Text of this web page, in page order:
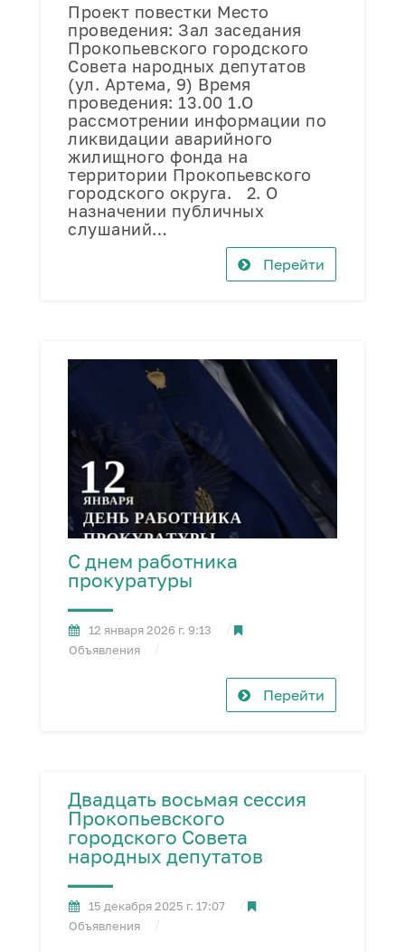
Проект повестки Место
проведения: Зал заседания
Прокопьевского городского
Совета народных депутатов
(ул. Артема, 9) Время
проведения: 13.00 1.О
рассмотрении информации по
ликвидации аварийного
жилищного фонда на
территории Прокопьевского
городского округа. 2. О
назначении публичных
слушаний…
Перейти
С днем работника
прокуратуры
12 января 2026 г. 9:13
Объявления
Перейти
Двадцать восьмая сессия
Прокопьевского
городского Совета
народных депутатов
15 декабря 2025 г. 17:07
Объявления